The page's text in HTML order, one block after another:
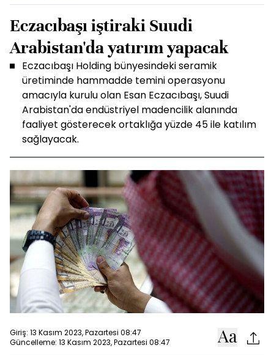
Eczacıbaşı iştiraki Suudi
Arabistan'da yatırım yapacak
Eczacıbaşı Holding bünyesindeki seramik
üretiminde hammadde temini operasyonu
amacıyla kurulu olan Esan Eczacıbaşı, Suudi
Arabistan'da endüstriyel madencilik alanında
faaliyet gösterecek ortaklığa yüzde 45 ile katılım
sağlayacak.
Giriş: 13 Kasım 2023, Pazartesi 08:47
Güncelleme: 13 Kasım 2023, Pazartesi 08:47